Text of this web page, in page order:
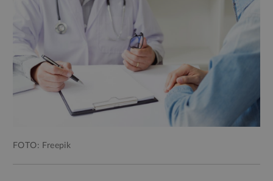
FOTO: Freepik